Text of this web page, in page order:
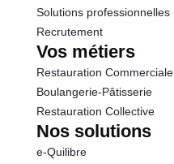
Solutions professionnelles
Recrutement
Vos métiers
Restauration Commerciale
Boulangerie-Pâtisserie
Restauration Collective
Nos solutions
e-Quilibre